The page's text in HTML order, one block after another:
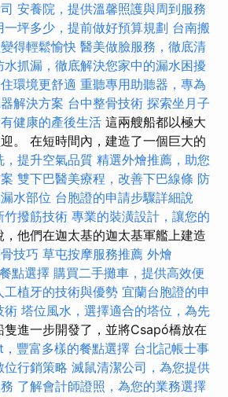
安養院，提供溫馨照護與周到服務
一坪多少，提前做好預算規劃 台南搬
得輕鬆愉快 醫美做臉服務，徹底清
水抓漏，徹底解決您家中的漏水困擾
環境更舒適 重聽專用助聽器，專為
解決方案 台中整骨技術 探索坐月子
健康的產後生活 這兩艘船都以極大
。 在短時間內，建造了一個巨大的
，提升空氣品質 精選外燴推薦，助您
雙下巴醫美療程，改善下巴線條 防
水部位 台胞證的申請步驟詳細說
竹撥筋技術 專業的裝潢設計，讓您的
，他們在迦太基的迦太基軍艦上建造
技巧 草屯按摩服務推薦 外燴
點選擇 購買二手攤車，提供高效便
工植牙的技術與優勢 宜蘭台胞證的申
術 塔位風水，選擇適合的塔位，為先
隻進一步開發了，並將Csapó橋放在
豐富多樣的餐點選擇 台北記帳士事
位行銷策略 滅鼠清潔公司，為您提供
了解會計師證照，為您的業務選擇